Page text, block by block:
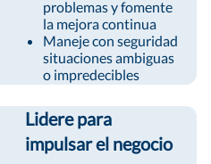
problemas y fomente
la mejora continua
Maneje con seguridad
situaciones ambiguas
o impredecibles
Lidere para
impulsar el negocio